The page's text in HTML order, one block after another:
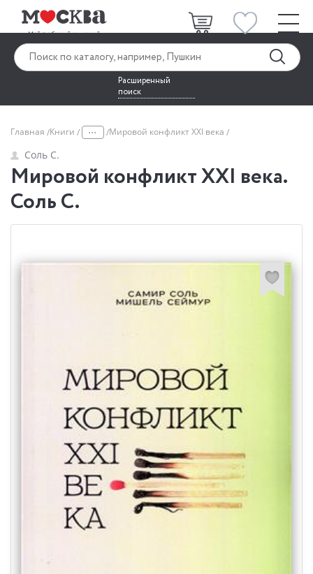
Расширенный
поиск
Главная Книги ... Мировой конфликт XXI века
Соль С.
Мировой конфликт XXI века.
Соль С.